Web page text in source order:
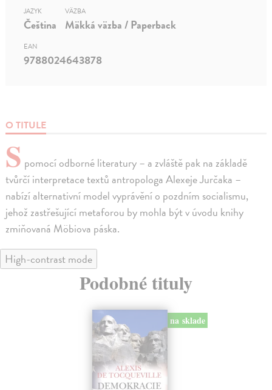
O TITULE
S pomocí odborné literatury – a zvláště pak na základě
tvůrčí interpretace textů antropologa Alexeje Jurčaka –
nabízí alternativní model vyprávění o pozdním socialismu,
jehož zastřešující metaforou by mohla být v úvodu knihy
zmiňovaná Möbiova páska.
JAZYK
Čeština
VÄZBA
Mäkká väzba / Paperback
EAN
9788024643878
High-contrast mode
Podobné tituly
na sklade